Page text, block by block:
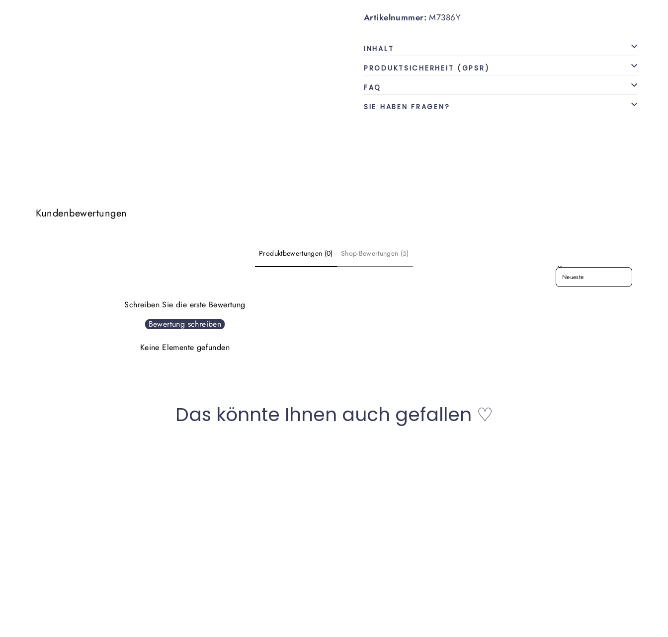
Artikelnummer: M7386Y
INHALT
PRODUKTSICHERHEIT (GPSR)
FAQ
SIE HABEN FRAGEN?
Kundenbewertungen
Produktbewertungen (0) Shop-Bewertungen (5)
SORT REVIEWS BY
Schreiben Sie die erste Bewertung
Bewertung schreiben
Keine Elemente gefunden
Das könnte Ihnen auch gefallen ♡